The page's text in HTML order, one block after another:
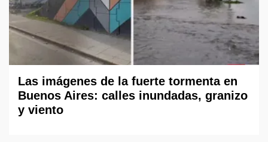
Las imágenes de la fuerte tormenta en
Buenos Aires: calles inundadas, granizo
y viento